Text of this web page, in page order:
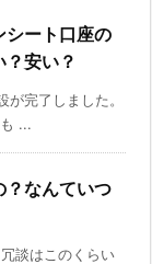
シート口座の
安い？
完了しました。
...
？なんていつ
談はこのくらい